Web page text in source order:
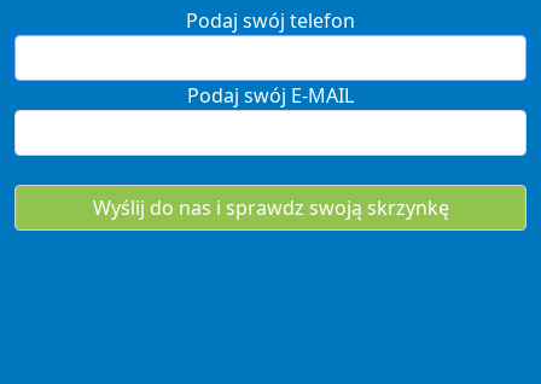
Podaj swój telefon
Podaj swój E-MAIL